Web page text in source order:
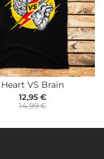
Heart VS Brain
12,95 €
14,99 €